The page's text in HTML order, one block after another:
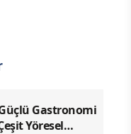
Gastronomi
Yöresel